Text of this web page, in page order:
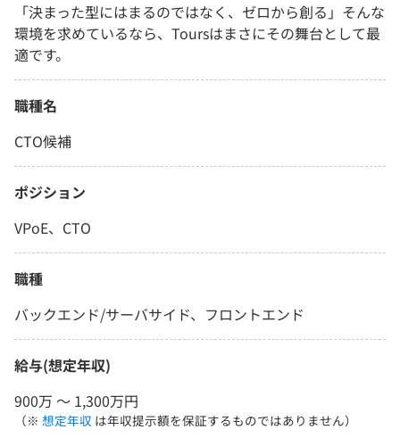
「決まった型にはまるのではなく、ゼロから創る」そんな
環境を求めているなら、Toursはまさにその舞台として最
適です。
職種名
CTO候補
ポジション
VPoE、CTO
職種
バックエンド/サーバサイド、フロントエンド
給与(想定年収)
900万 〜 1,300万円
（※ 想定年収 は年収提示額を保証するものではありません）